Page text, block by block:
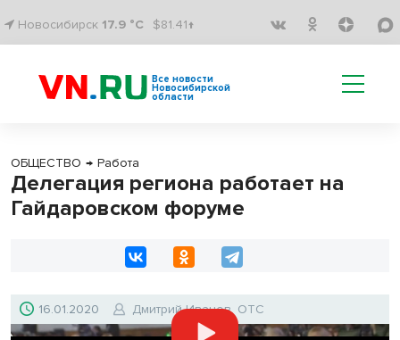
Новосибирск 17.9 °C $81.41↑
Все новости
Новосибирской
области
ОБЩЕСТВО → Работа
Делегация региона работает на
Гайдаровском форуме
16.01.2020 Дмитрий Иванов, ОТС